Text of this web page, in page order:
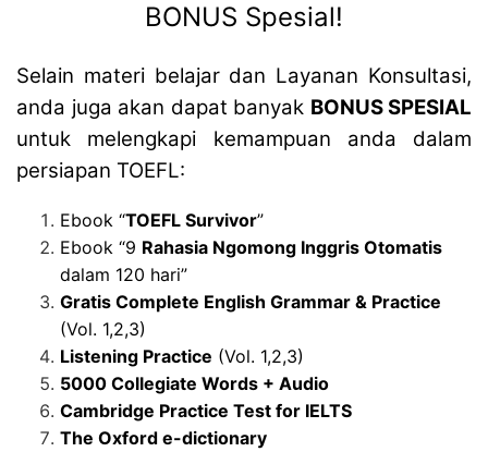
BONUS Spesial!
Selain materi belajar dan Layanan Konsultasi,
anda juga akan dapat banyak BONUS SPESIAL
untuk melengkapi kemampuan anda dalam
persiapan TOEFL:
Ebook “TOEFL Survivor”
Ebook “9 Rahasia Ngomong Inggris Otomatis
dalam 120 hari”
Gratis Complete English Grammar & Practice
(Vol. 1,2,3)
Listening Practice (Vol. 1,2,3)
5000 Collegiate Words + Audio
Cambridge Practice Test for IELTS
The Oxford e-dictionary